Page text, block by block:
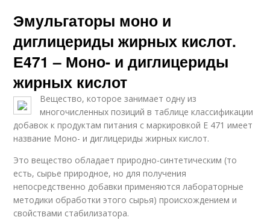
Эмульгаторы моно и
диглицериды жирных кислот.
Е471 – Моно- и диглицериды
жирных кислот
Вещество, которое занимает одну из
многочисленных позиций в таблице классификации
добавок к продуктам питания с маркировкой Е 471 имеет
название Моно- и диглицериды жирных кислот.
Это вещество обладает природно-синтетическим (то
есть, сырье природное, но для получения
непосредственно добавки применяются лабораторные
методики обработки этого сырья) происхождением и
свойствами стабилизатора.